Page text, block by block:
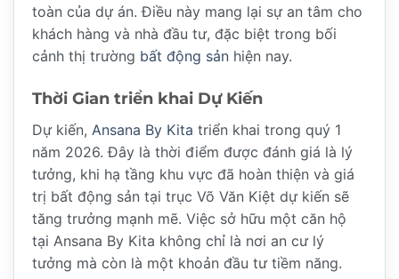
toàn của dự án. Điều này mang lại sự an tâm cho
khách hàng và nhà đầu tư, đặc biệt trong bối
cảnh thị trường bất động sản hiện nay.
Thời Gian triển khai Dự Kiến
Dự kiến, Ansana By Kita triển khai trong quý 1
năm 2026. Đây là thời điểm được đánh giá là lý
tưởng, khi hạ tầng khu vực đã hoàn thiện và giá
trị bất động sản tại trục Võ Văn Kiệt dự kiến sẽ
tăng trưởng mạnh mẽ. Việc sở hữu một căn hộ
tại Ansana By Kita không chỉ là nơi an cư lý
tưởng mà còn là một khoản đầu tư tiềm năng.